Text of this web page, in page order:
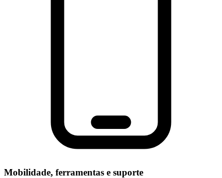
Mobilidade, ferramentas e suporte